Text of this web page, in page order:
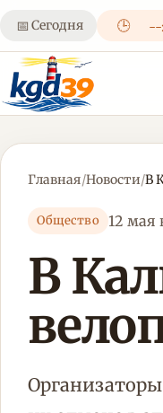
📅 Сегодня 🕒
Главная/Новости/В
Общество 12 мая
В